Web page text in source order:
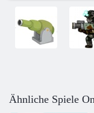
Ähnliche Spiele